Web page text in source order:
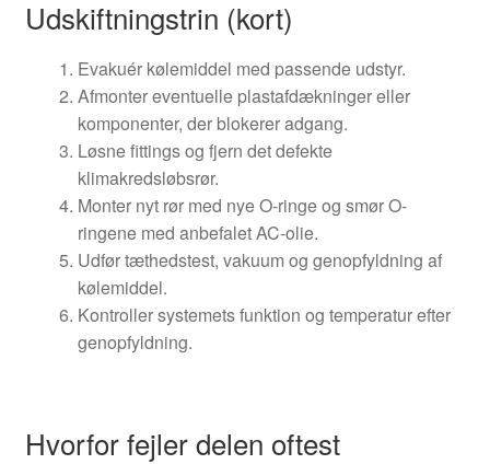
Udskiftningstrin (kort)
Evakuér kølemiddel med passende udstyr.
Afmonter eventuelle plastafdækninger eller
komponenter, der blokerer adgang.
Løsne fittings og fjern det defekte
klimakredsløbsrør.
Monter nyt rør med nye O-ringe og smør O-
ringene med anbefalet AC-olie.
Udfør tæthedstest, vakuum og genopfyldning af
kølemiddel.
Kontroller systemets funktion og temperatur efter
genopfyldning.
Hvorfor fejler delen oftest